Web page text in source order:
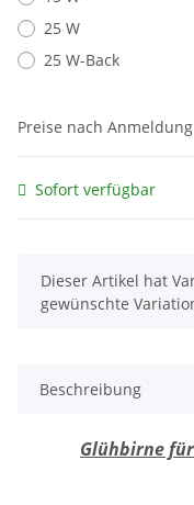
25 W
25 W-Back
Preise nach
Sofort verfügbar
x
Dieser Artikel hat
gewünschte
Beschreibung
Glühbirne